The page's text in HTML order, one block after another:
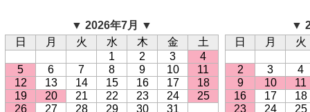
▼ 2026年7月 ▼
日
月 火 水 木 金
土
1
2 3
4
5
6 7 8 9 10
11
12
13 14 15 16 17
18
19
20 21 22 23 24
25
26
27 28 29 30 31
▼
日
月 火
2 3
4
9
10
11
16
17
18
23
24 25